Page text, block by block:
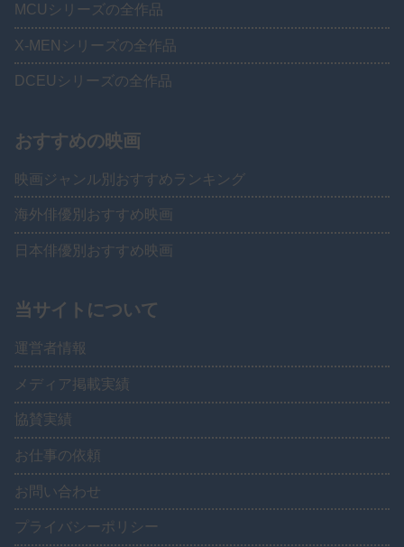
MCUシリーズの全作品
X-MENシリーズの全作品
DCEUシリーズの全作品
おすすめの映画
映画ジャンル別おすすめランキング
海外俳優別おすすめ映画
日本俳優別おすすめ映画
当サイトについて
運営者情報
メディア掲載実績
協賛実績
お仕事の依頼
お問い合わせ
プライバシーポリシー